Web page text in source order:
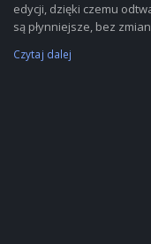
edycji, dzięki czemu
są płynniejsze, bez
Czytaj dalej